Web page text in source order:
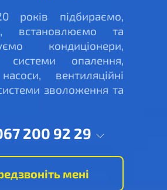
років підбираємо,
встановлюємо та
кондиціонери,
системи опалення,
вентиляційні
зволоження та
200 92 29
мені